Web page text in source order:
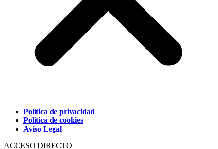
Política de privacidad
Política de cookies
Aviso Legal
ACCESO DIRECTO